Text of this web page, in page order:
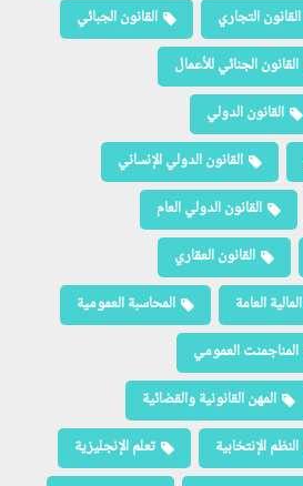
القانون التجاري
القانون الجبائي
القانون الجنائي للأعمال
القانون الدولي
القانون الدولي الإنساني
القانون الدولي العام
القانون العقاري
المالية العامة
المحاسبة العمومية
المناجمنت العمومي
المهن القانونية والقضائية
النظم الإنتخابية
تعلم الإنجليزية